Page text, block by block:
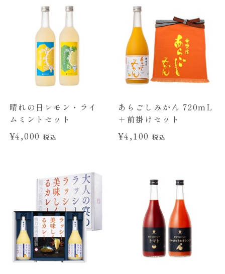
晴れの日レモン・ライ
ムミントセット
¥4,000税込
あらごしみかん 720mL
＋前掛けセット
¥4,100 税込